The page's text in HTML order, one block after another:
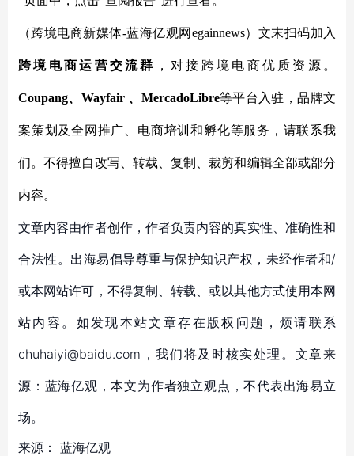
（跨境电商新媒体-蓝海亿观网egainnews）文末扫码加入
跨境电商运营交流群 ，对接跨境电商优质资源。
Coupang、Wayfair 、MercadoLibre等平台入驻，品牌文
案策划及全网推广、电商培训和孵化等服务，请联系我
们。不得擅自改写、转载、复制、裁剪和编辑全部或部分
内容。
文章内容由作者创作，作者负责内容的真实性、准确性和
合法性。出海易倡导尊重与保护知识产权，未经作者和/
或本网站许可，不得复制、转载、或以其他方式使用本网
站内容。如发现本站文章存在版权问题，烦请联系
chuhaiyi@baidu.com，我们将及时核实处理。文章来
源：蓝海亿观，本文为作者独立观点，不代表出海易立
场。
来源： 蓝海亿观